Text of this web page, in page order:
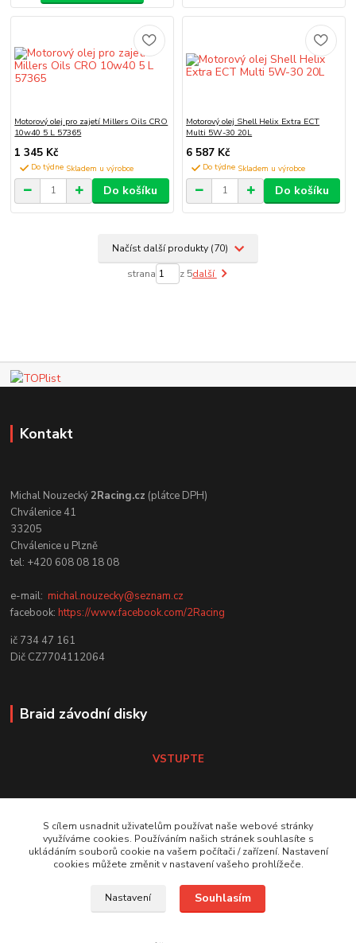
Motorový olej pro zajetí Millers Oils CRO
10w40 5 L 57365
1 345 Kč
Do týdne
Do košíku
Motorový olej Shell Helix Extra ECT
Multi 5W-30 20L
6 587 Kč
Do týdne
Do košíku
Načíst další produkty (70)
strana z 5další
Kontakt
Michal Nouzecký2Racing.cz (plátce DPH)
Chválenice 41
33205
Chválenice u Plzně
tel: +420 608 08 18 08
e-mail:michal.nouzecky@seznam.cz
facebook:https://www.facebook.com/2Racing
ič 734 47 161
Dič CZ7704112064
Braid závodní disky
VSTUPTE
VSTUPTE Koni tlumiče
S cílem usnadnit uživatelům používat naše webové stránky
využíváme cookies. Používáním našich stránek souhlasíte s
ukládáním souborů cookie na vašem počítači / zařízení. Nastavení
cookies můžete změnit v nastavení vašeho prohlížeče.
Nastavení Souhlasím